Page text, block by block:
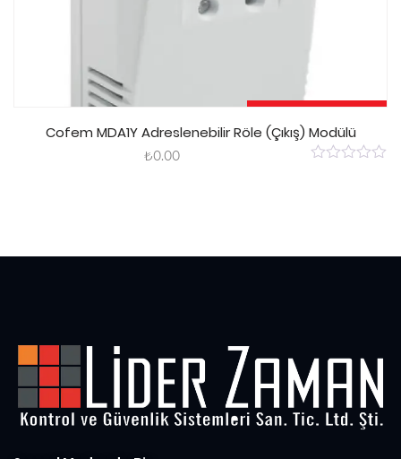
Cofem MDA1Y Adreslenebilir Röle (Çıkış) Modülü
₺0.00